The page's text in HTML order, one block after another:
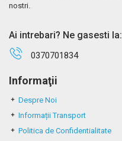
nostri.
Ai intrebari? Ne gasesti la:
0370701834
Informaţii
Despre Noi
Informații Transport
Politica de Confidentialitate